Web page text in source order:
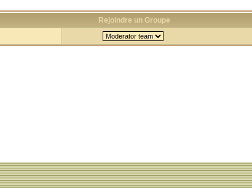
Rejoindre un Groupe